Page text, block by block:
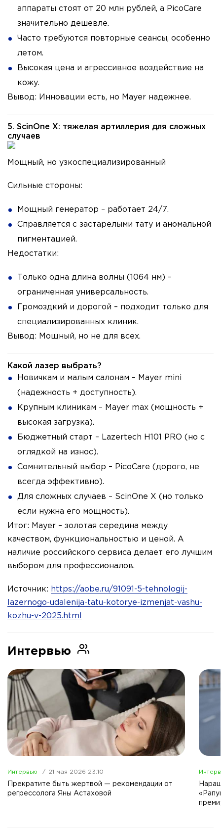
аппараты стоят от 20 млн рублей, а PicoCare
значительно дешевле.
Часто требуются повторные сеансы, особенно
летом.
Высокая цена и агрессивное воздействие на
кожу.
Вывод: Инновации есть, но Mayer надежнее.
5. ScinOne X: тяжелая артиллерия для сложных
случаев
Мощный, но узкоспециализированный
Сильные стороны:
Мощный генератор – работает 24/7.
Справляется с застарелыми тату и аномальной
пигментацией.
Недостатки:
Только одна длина волны (1064 нм) –
ограниченная универсальность.
Громоздкий и дорогой – подходит только для
специализированных клиник.
Вывод: Мощный, но не для всех.
Какой лазер выбрать?
Новичкам и малым салонам – Mayer mini
(надежность + доступность).
Крупным клиникам – Mayer max (мощность +
высокая загрузка).
Бюджетный старт – Lazertech H101 PRO (но с
оглядкой на износ).
Сомнительный выбор – PicoCare (дорого, не
всегда эффективно).
Для сложных случаев – ScinOne X (но только
если нужна его мощность).
Итог: Mayer – золотая середина между
качеством, функциональностью и ценой. А
наличие российского сервиса делает его лучшим
выбором для профессионалов.
Источник: https://aobe.ru/91091-5-tehnologij-
lazernogo-udalenija-tatu-kotorye-izmenjat-vashu-
kozhu-v-2025.html
Интервью
Интервью 21 мая 2026 23:10
Прекратите быть жертвой — рекомендации от
регрессолога Яны Астаховой